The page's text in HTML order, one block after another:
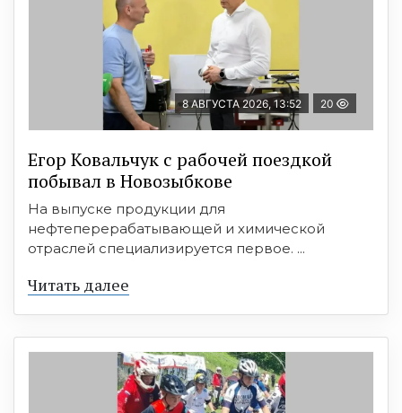
8 АВГУСТА 2026, 13:52 20
Егор Ковальчук с рабочей поездкой
побывал в Новозыбкове
На выпуске продукции для
нефтеперерабатывающей и химической
отраслей специализируется первое. ...
Читать далее